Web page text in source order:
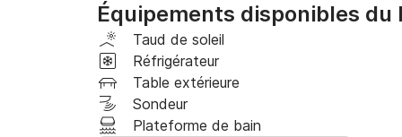
Agile, élégant et facile à prendre en main, le
à la journée, l'exploration côtière et les
pour ceux qui recherchent une expérience
méditerranéen moderne.
Réservez votre croisière en Protagon 25 dès
Équipements disponibles du
Taud de soleil
Réfrigérateur
Table extérieure
Sondeur
Plateforme de bain